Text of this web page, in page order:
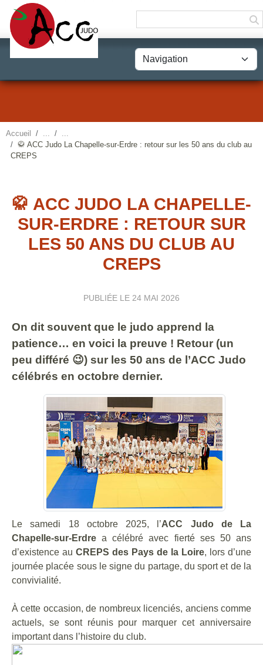
Accueil
🥋 ACC Judo La Chapelle-sur-Erdre : retour sur les 50 ans du club au
CREPS
🥋 ACC JUDO LA CHAPELLE-
SUR-ERDRE : RETOUR SUR
LES 50 ANS DU CLUB AU
CREPS
PUBLIÉE LE 24 MAI 2026
On dit souvent que le judo apprend la
patience… en voici la preuve ! Retour (un
peu différé 😉) sur les 50 ans de l’ACC Judo
célébrés en octobre dernier.
Le samedi 18 octobre 2025, l’ACC Judo de La
Chapelle-sur-Erdre a célébré avec fierté ses 50 ans
d’existence au CREPS des Pays de la Loire, lors d’une
journée placée sous le signe du partage, du sport et de la
convivialité.
À cette occasion, de nombreux licenciés, anciens comme
actuels, se sont réunis pour marquer cet anniversaire
important dans l’histoire du club.
Panneau de gestion des cookies